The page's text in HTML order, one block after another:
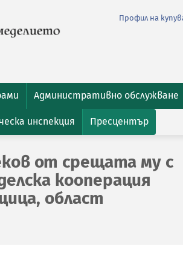
Профил на
Административно обслужване
инспекция Пресцентър
от срещата му с
кооперация
област